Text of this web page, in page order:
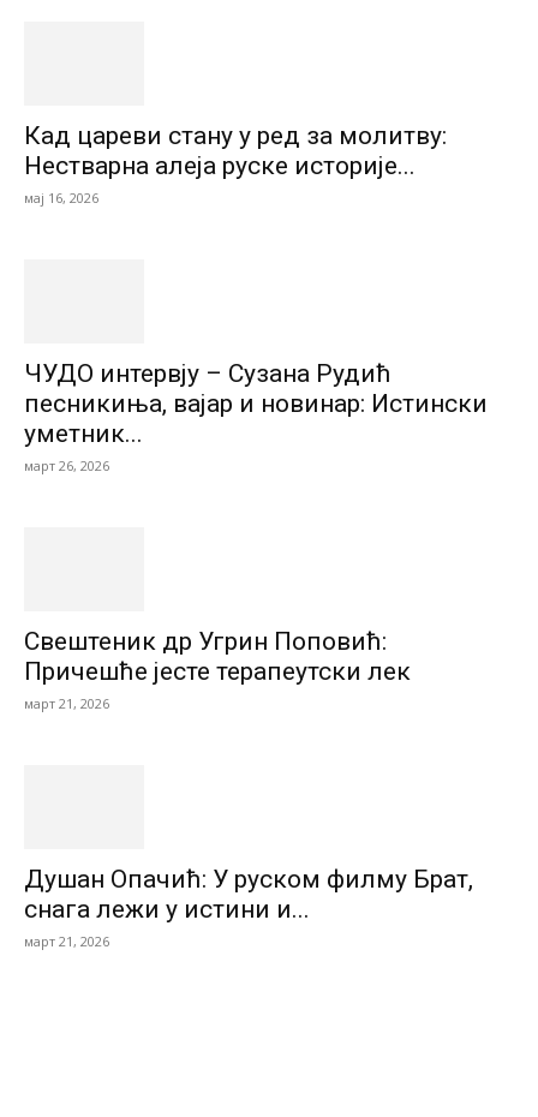
Кад цареви стану у ред за молитву:
Нестварна алеја руске историје...
мај 16, 2026
ЧУДО интервју – Сузана Рудић
песникиња, вајар и новинар: Истински
уметник...
март 26, 2026
Свештеник др Угрин Поповић:
Причешће јесте терапеутски лек
март 21, 2026
Душан Опачић: У руском филму Брат,
снага лежи у истини и...
март 21, 2026